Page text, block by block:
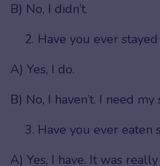
B) No, I didn’t.
Have you ever
A) Yes, I do.
B) No, I haven’t. I need my
Have you ever eaten
A) Yes, I have. It was